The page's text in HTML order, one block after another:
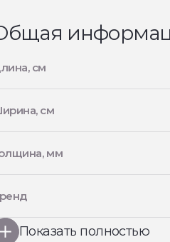
см
см
мм
Показать полностью